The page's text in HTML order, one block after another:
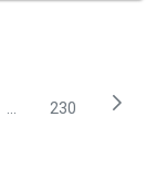
para navegar.
PáginasPágina
230